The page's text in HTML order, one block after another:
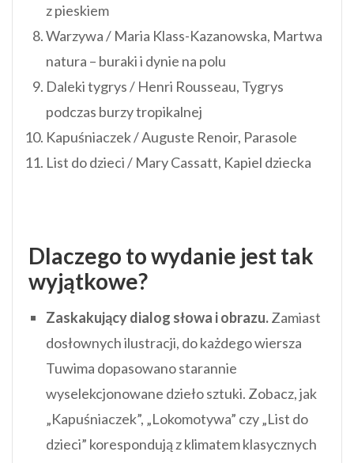
z pieskiem
Warzywa / Maria Klass-Kazanowska, Martwa
natura – buraki i dynie na polu
Daleki tygrys / Henri Rousseau, Tygrys
podczas burzy tropikalnej
Kapuśniaczek / Auguste Renoir, Parasole
List do dzieci / Mary Cassatt, Kapiel dziecka
Dlaczego to wydanie jest tak
wyjątkowe?
Zaskakujący dialog słowa i obrazu.Zamiast
dosłownych ilustracji, do każdego wiersza
Tuwima dopasowano starannie
wyselekcjonowane dzieło sztuki. Zobacz, jak
„Kapuśniaczek”, „Lokomotywa” czy „List do
dzieci” korespondują z klimatem klasycznych